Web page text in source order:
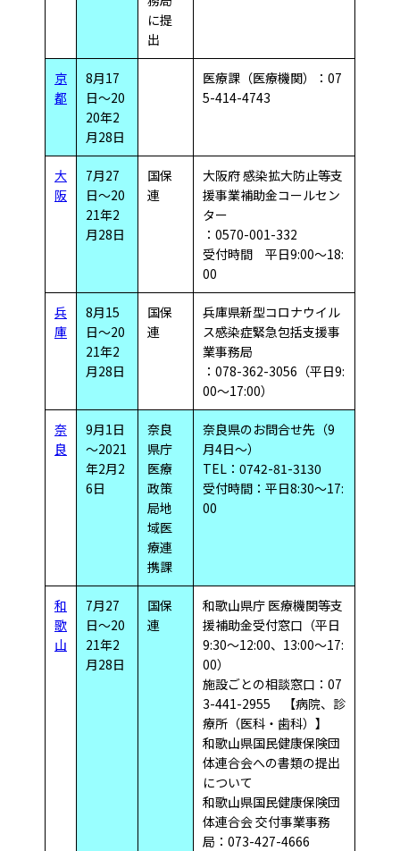
に提
出
京
都
8月17
日～20
20年2
月28日
医療課（医療機関）：07
5-414-4743
大
阪
7月27
日～20
21年2
月28日
国保
連
大阪府 感染拡大防止等支
援事業補助金コールセン
ター
：0570-001-332
受付時間 平日9:00～18:
00
兵
庫
8月15
日～20
21年2
月28日
国保
連
兵庫県新型コロナウイル
ス感染症緊急包括支援事
業事務局
：078-362-3056（平日9:
00～17:00）
奈
良
9月1日
～2021
年2月2
6日
奈良
県庁
医療
政策
局地
域医
療連
携課
奈良県のお問合せ先（9
月4日～）
TEL：0742-81-3130
受付時間：平日8:30～17:
00
和
歌
山
7月27
日～20
21年2
月28日
国保
連
和歌山県庁 医療機関等支
援補助金受付窓口（平日
9:30～12:00、13:00～17:
00）
施設ごとの相談窓口：07
3-441-2955 【病院、診
療所（医科・歯科）】
和歌山県国民健康保険団
体連合会への書類の提出
について
和歌山県国民健康保険団
体連合会 交付事業事務
局：073-427-4666